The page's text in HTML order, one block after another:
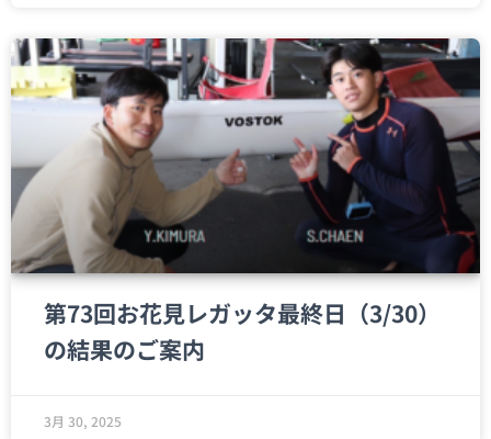
第73回お花見レガッタ最終日（3/30）
の結果のご案内
3月 30, 2025